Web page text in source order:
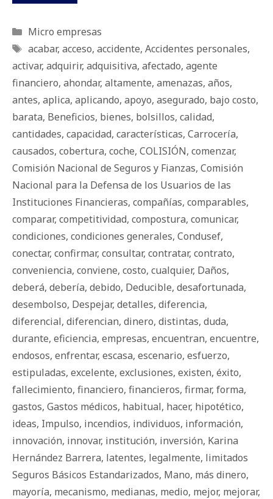
Categorías
Micro empresas
Etiquetas
acabar, acceso, accidente, Accidentes personales,
activar, adquirir, adquisitiva, afectado, agente
financiero, ahondar, altamente, amenazas, años,
antes, aplica, aplicando, apoyo, asegurado, bajo costo,
barata, Beneficios, bienes, bolsillos, calidad,
cantidades, capacidad, características, Carrocería,
causados, cobertura, coche, COLISIÓN, comenzar,
Comisión Nacional de Seguros y Fianzas, Comisión
Nacional para la Defensa de los Usuarios de las
Instituciones Financieras, compañías, comparables,
comparar, competitividad, compostura, comunicar,
condiciones, condiciones generales, Condusef,
conectar, confirmar, consultar, contratar, contrato,
conveniencia, conviene, costo, cualquier, Daños,
deberá, debería, debido, Deducible, desafortunada,
desembolso, Despejar, detalles, diferencia,
diferencial, diferencian, dinero, distintas, duda,
durante, eficiencia, empresas, encuentran, encuentre,
endosos, enfrentar, escasa, escenario, esfuerzo,
estipuladas, excelente, exclusiones, existen, éxito,
fallecimiento, financiero, financieros, firmar, forma,
gastos, Gastos médicos, habitual, hacer, hipotético,
ideas, Impulso, incendios, individuos, información,
innovación, innovar, institución, inversión, Karina
Hernández Barrera, latentes, legalmente, limitados
Seguros Básicos Estandarizados, Mano, más dinero,
mayoría, mecanismo, medianas, medio, mejor, mejorar,